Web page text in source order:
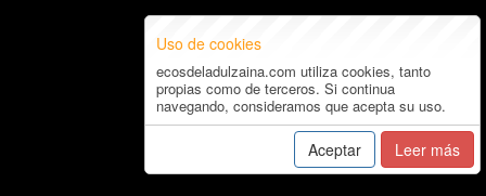
Uso de cookies
ecosdeladulzaina.com utiliza cookies, tanto
propias como de terceros. Si continua
navegando, consideramos que acepta su uso.
Aceptar Leer más